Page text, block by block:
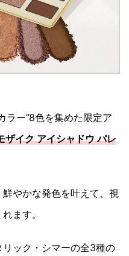
ラー”8色を集めた限定ア
ザイク アイシャドウ パレ
やかな発色を叶えて、視
ます。
ック・シマーの全3種の